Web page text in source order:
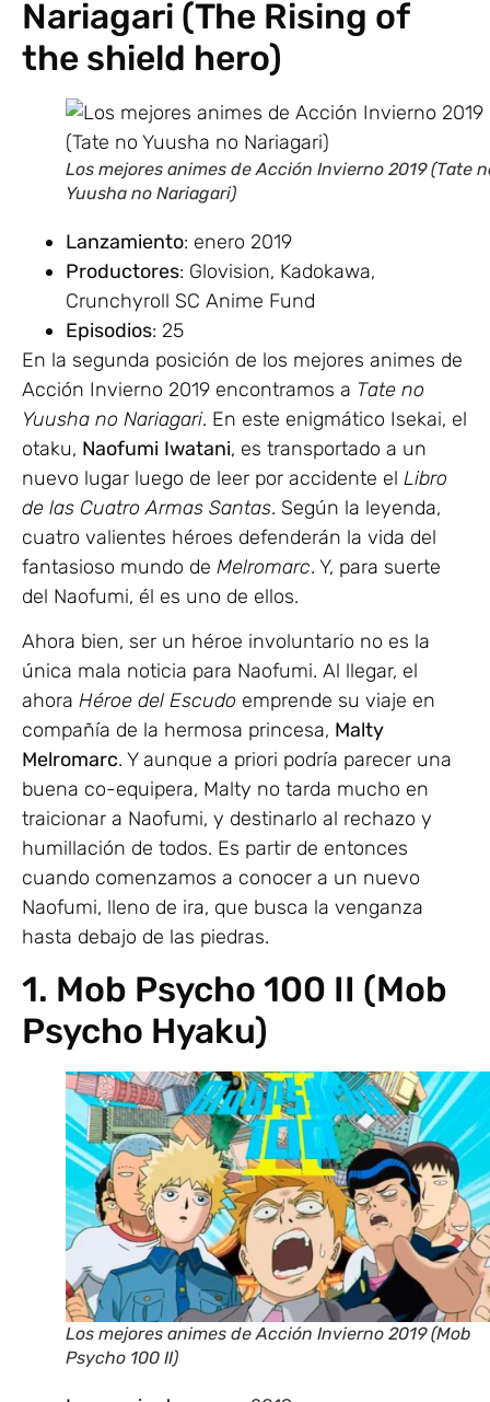
Nariagari (The Rising of
the shield hero)
Los mejores animes de Acción Invierno 2019 (Tate
Yuusha no Nariagari)
Lanzamiento: enero 2019
Productores: Glovision, Kadokawa,
Crunchyroll SC Anime Fund
Episodios: 25
En la segunda posición de los mejores animes de
Acción Invierno 2019 encontramos a Tate no
Yuusha no Nariagari. En este enigmático Isekai, el
otaku, Naofumi Iwatani, es transportado a un
nuevo lugar luego de leer por accidente el Libro
de las Cuatro Armas Santas. Según la leyenda,
cuatro valientes héroes defenderán la vida del
fantasioso mundo de Melromarc. Y, para suerte
del Naofumi, él es uno de ellos.
Ahora bien, ser un héroe involuntario no es la
única mala noticia para Naofumi. Al llegar, el
ahora Héroe del Escudo emprende su viaje en
compañía de la hermosa princesa, Malty
Melromarc. Y aunque a priori podría parecer una
buena co-equipera, Malty no tarda mucho en
traicionar a Naofumi, y destinarlo al rechazo y
humillación de todos. Es partir de entonces
cuando comenzamos a conocer a un nuevo
Naofumi, lleno de ira, que busca la venganza
hasta debajo de las piedras.
1. Mob Psycho 100 II (Mob
Psycho Hyaku)
Los mejores animes de Acción Invierno 2019 (Mob
Psycho 100 II)